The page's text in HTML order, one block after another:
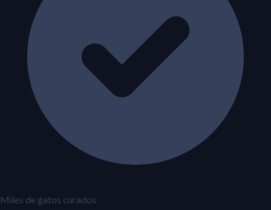
Miles de gatos curados